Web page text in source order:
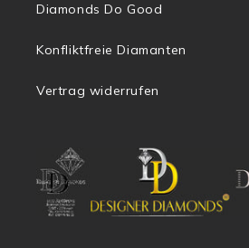
Diamonds Do Good
Konfliktfreie Diamanten
Vertrag widerrufen